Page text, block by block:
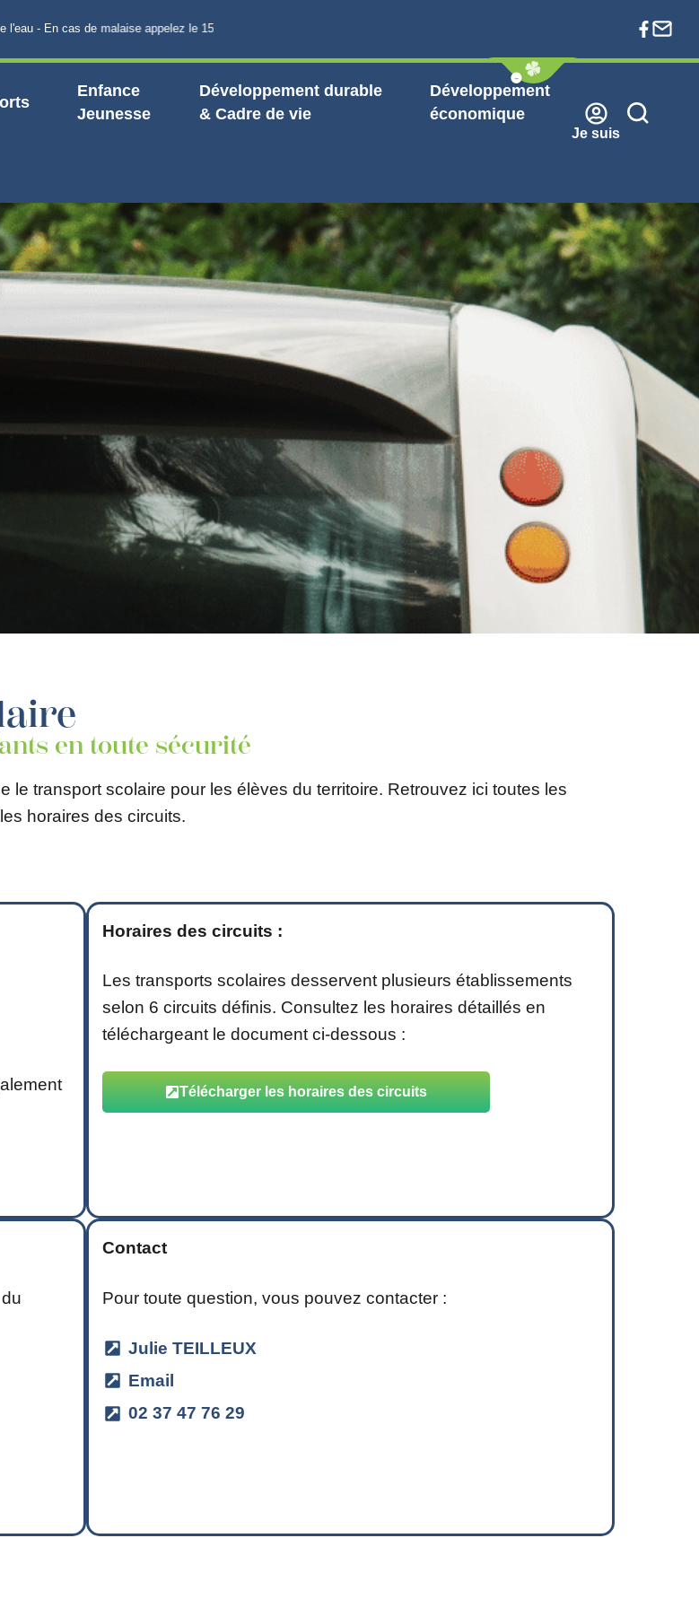
- En cas de malaise appelez le 15
Enfance
Jeunesse
Développement durable
& Cadre de vie
Développement
économique
Je suis
en toute sécurité
transport scolaire pour les élèves du territoire. Retrouvez ici toutes les
horaires des circuits.
Horaires des circuits :
Les transports scolaires desservent plusieurs établissements
selon 6 circuits définis. Consultez les horaires détaillés en
téléchargeant le document ci-dessous :
Télécharger les horaires des circuits
Contact
Pour toute question, vous pouvez contacter :
Julie TEILLEUX
Email
02 37 47 76 29